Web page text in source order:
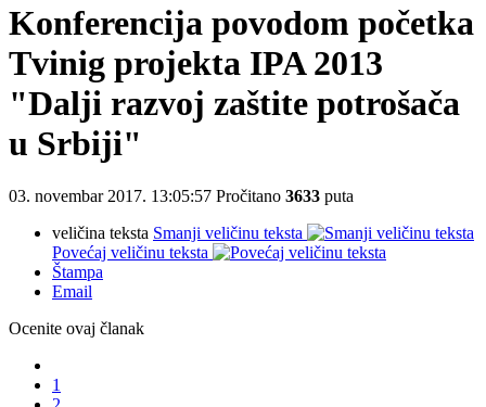
Konferencija povodom početka
Tvinig projekta IPA 2013
"Dalji razvoj zaštite potrošača
u Srbiji"
03. novembar 2017. 13:05:57 Pročitano 3633 puta
veličina teksta Smanji veličinu teksta
Povećaj veličinu teksta
Štampa
Email
Ocenite ovaj članak
1